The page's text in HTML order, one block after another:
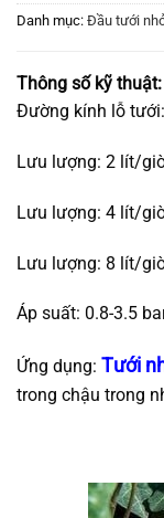
Danh mục: Đầu tưới
Thông số kỹ thuật:
Đường kính lỗ
Lưu lượng: 2 lít/
Lưu lượng: 4 lít/
Lưu lượng: 8 lít/
Áp suất: 0.8-3.5
Ứng dụng: Tưới
trong chậu trong